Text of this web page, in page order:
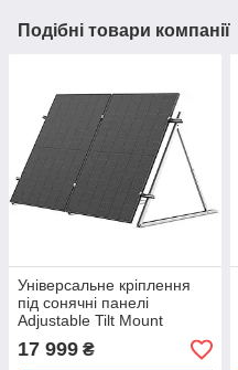
Подібні товари компанії
Універсальне кріплення
під сонячні панелі
Adjustable Tilt Mount
Bracket
17 999 ₴